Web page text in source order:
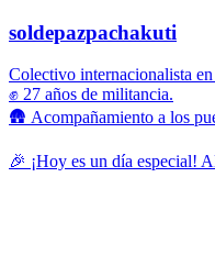
soldepazpachakuti
Colectivo internacionalista
✊ 27 años de militancia.
🛖 Acompañamiento a los
🎉 ¡Hoy es un día especial!